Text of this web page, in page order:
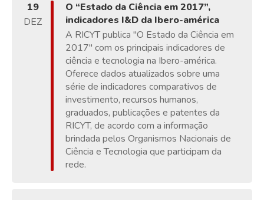
19
DEZ
O “Estado da Ciência em 2017”,
indicadores I&D da Ibero-américa
A RICYT publica "O Estado da Ciência em
2017" com os principais indicadores de
ciência e tecnologia na Ibero-américa.
Oferece dados atualizados sobre uma
série de indicadores comparativos de
investimento, recursos humanos,
graduados, publicações e patentes da
RICYT, de acordo com a informação
brindada pelos Organismos Nacionais de
Ciência e Tecnologia que participam da
rede.